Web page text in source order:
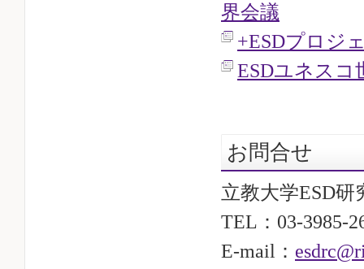
界会議
+ESDプロジ
ESDユネスコ
お問合せ
立教大学ESD
TEL：03-3985-
E-mail：